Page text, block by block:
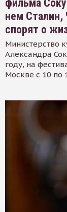
фильма
нем Сталин,
спорят о
Министерство
Александра
году, на
Москве с 10 по